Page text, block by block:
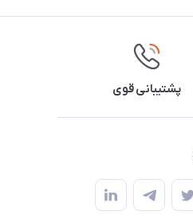
پشتیبانی قوی